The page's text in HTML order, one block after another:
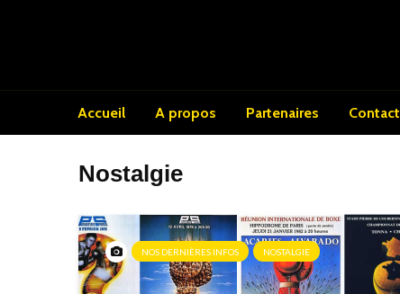
Accueil A propos Partenaires Contact
Nostalgie
NOS DERNIÈRES INFOS NOSTALGIE